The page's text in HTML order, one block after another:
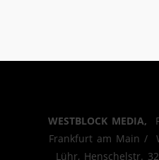
WESTBLOCK MEDIA,
Frankfurt am Main /
Lühr, Henschelstr.